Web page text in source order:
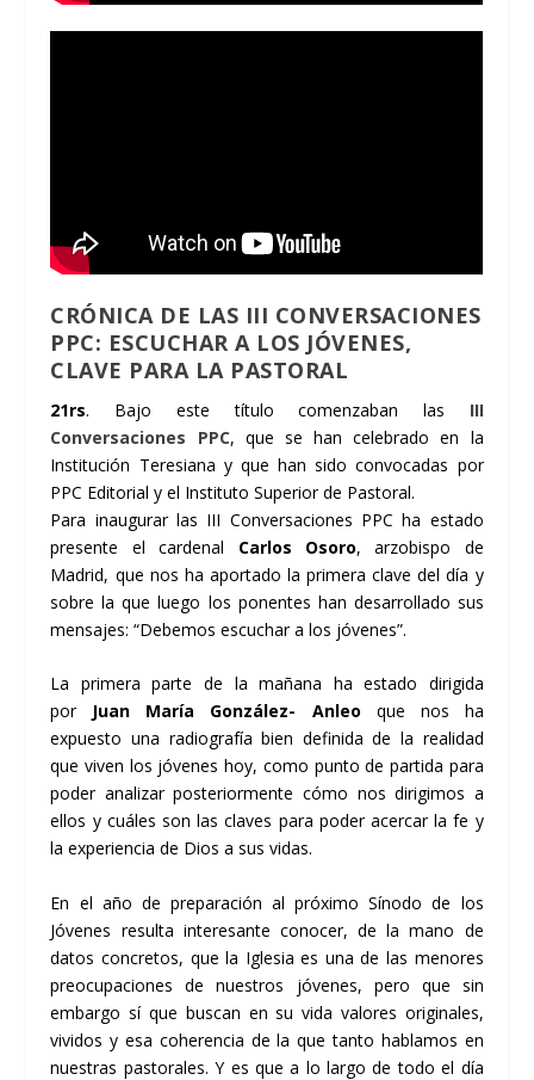
CRÓNICA DE LAS III CONVERSACIONES
PPC: ESCUCHAR A LOS JÓVENES,
CLAVE PARA LA PASTORAL
21rs. Bajo este título comenzaban las III
Conversaciones PPC, que se han celebrado en la
Institución Teresiana y que han sido convocadas por
PPC Editorial y el Instituto Superior de Pastoral.
Para inaugurar las III Conversaciones PPC ha estado
presente el cardenal Carlos Osoro, arzobispo de
Madrid, que nos ha aportado la primera clave del día y
sobre la que luego los ponentes han desarrollado sus
mensajes: “Debemos escuchar a los jóvenes”.
La primera parte de la mañana ha estado dirigida
por Juan María González- Anleo que nos ha
expuesto una radiografía bien definida de la realidad
que viven los jóvenes hoy, como punto de partida para
poder analizar posteriormente cómo nos dirigimos a
ellos y cuáles son las claves para poder acercar la fe y
la experiencia de Dios a sus vidas.
En el año de preparación al próximo Sínodo de los
Jóvenes resulta interesante conocer, de la mano de
datos concretos, que la Iglesia es una de las menores
preocupaciones de nuestros jóvenes, pero que sin
embargo sí que buscan en su vida valores originales,
vividos y esa coherencia de la que tanto hablamos en
nuestras pastorales. Y es que a lo largo de todo el día